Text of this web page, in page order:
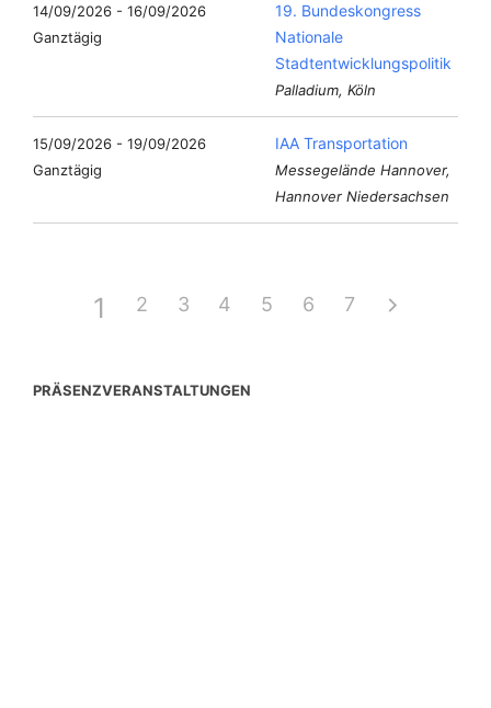
14/09/2026 - 16/09/2026
Ganztägig
19. Bundeskongress
Nationale
Stadtentwicklungspolitik
Palladium, Köln
15/09/2026 - 19/09/2026
Ganztägig
IAA Transportation
Messegelände Hannover,
Hannover Niedersachsen
1 2 3 4 5 6 7
PRÄSENZVERANSTALTUNGEN